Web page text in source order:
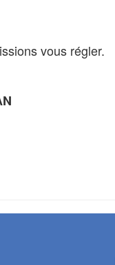
vous régler.